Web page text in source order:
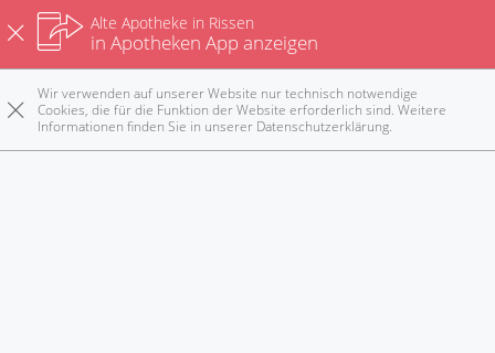
Anrufen E-Mail Rezepte Notdienst
Gut leben mit Vorhofflimmern
Keine Chance dem Schlaganfall!
Vorhofflimmern bedeutet nicht, auf ein aktives Leben
verzichten zu müssen. Wer seine Medikamente zuv ...
Zum Ratgeber
Alte Apotheke in Rissen
in Apotheken App anzeigen
Wir verwenden auf unserer Website nur technisch notwendige
Cookies, die für die Funktion der Website erforderlich sind. Weitere
Informationen finden Sie in unserer Datenschutzerklärung.